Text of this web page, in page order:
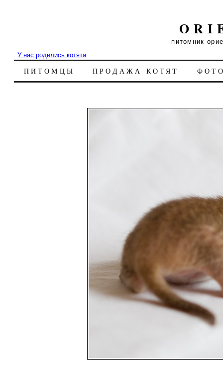
питомник
У нас родились котята
ПИТОМЦЫ ПРОДАЖА КОТЯТ